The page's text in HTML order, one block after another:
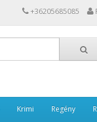
+36205685085
Krimi Regény